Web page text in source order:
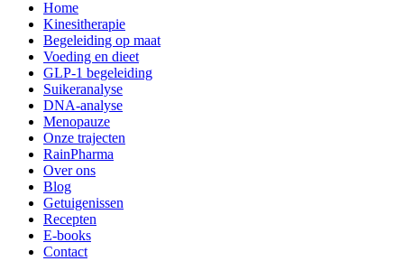
Home
Kinesitherapie
Begeleiding op maat
Voeding en dieet
GLP-1 begeleiding
Suikeranalyse
DNA-analyse
Menopauze
Onze trajecten
RainPharma
Over ons
Blog
Getuigenissen
Recepten
E-books
Contact